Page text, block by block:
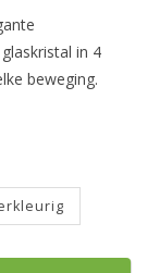
in 4
beweging.